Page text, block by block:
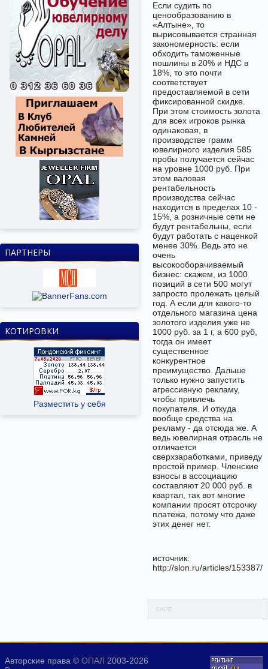
ПАРТНЕРЫ
КОТИРОВКИ
Разместить у себя
Если судить по
ценообразованию в
«Алтыне», то
вырисовывается странная
закономерность: если
обходить таможенные
пошлины в 20% и НДС в
18%, то это почти
соответствует
предоставляемой в сети
фиксированной скидке.
При этом стоимость золота
для всех игроков рынка
одинаковая, в
производстве грамм
ювелирного изделия 585
пробы получается сейчас
на уровне 1000 руб. При
этом валовая
рентабельность
производства сейчас
находится в пределах 10 -
15%, а розничные сети не
будут рентабельны, если
будут работать с наценкой
менее 30%. Ведь это не
очень
высокооборачиваемый
бизнес: скажем, из 1000
позиций в сети 500 могут
запросто пролежать целый
год. А если для какого-то
отдельного магазина цена
золотого изделия уже не
1000 руб. за 1 г, а 600 руб,
тогда он имеет
существенное
конкурентное
преимущество. Дальше
только нужно запустить
агрессивную рекламу,
чтобы привлечь
покупателя. И откуда
вообще средства на
рекламу - да отсюда же. А
ведь ювелирная отрасль не
отличается
сверхзаработками, приведу
простой пример. Членские
взносы в ассоциацию
составляют 20 000 руб. в
квартал, так вот многие
компании просят отсрочку
платежа, потому что даже
этих денег нет.
источник:
http://slon.ru/articles/153387/
SAPE:
Авторские права © ОПАЛ 2003-2026